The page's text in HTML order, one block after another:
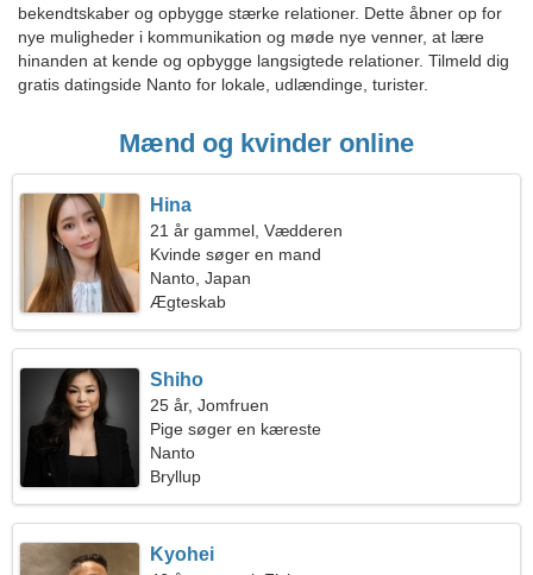
bekendtskaber og opbygge stærke relationer. Dette åbner op for
nye muligheder i kommunikation og møde nye venner, at lære
hinanden at kende og opbygge langsigtede relationer. Tilmeld dig
gratis datingside Nanto for lokale, udlændinge, turister.
Mænd og kvinder online
Hina
21 år gammel, Vædderen
Kvinde søger en mand
Nanto, Japan
Ægteskab
Shiho
25 år, Jomfruen
Pige søger en kæreste
Nanto
Bryllup
Kyohei